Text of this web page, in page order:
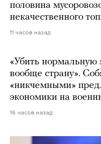
половина
некачественного
11 часов назад
«Убить нормальную
вообще страну».
«никчемными»
экономики на
16 часов назад